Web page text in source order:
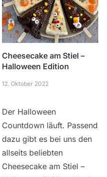
Cheesecake am Stiel –
Halloween Edition
12. Oktober 2022
Der Halloween
Countdown läuft. Passend
dazu gibt es bei uns den
allseits beliebten
Cheesecake am Stiel –